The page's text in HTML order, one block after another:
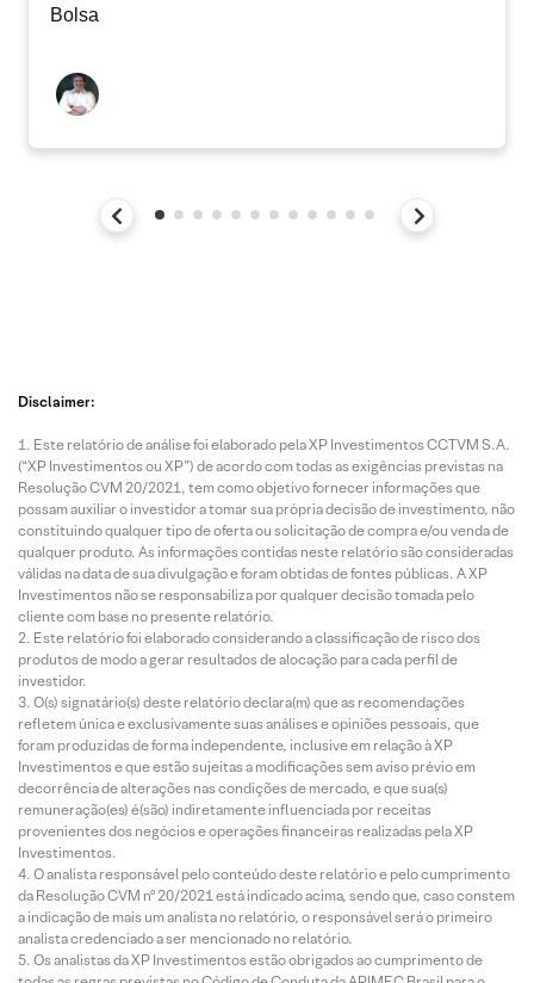
Bolsa
Disclaimer:
Este relatório de análise foi elaborado pela XP Investimentos CCTVM S.A.
(“XP Investimentos ou XP”) de acordo com todas as exigências previstas na
Resolução CVM 20/2021, tem como objetivo fornecer informações que
possam auxiliar o investidor a tomar sua própria decisão de investimento, não
constituindo qualquer tipo de oferta ou solicitação de compra e/ou venda de
qualquer produto. As informações contidas neste relatório são consideradas
válidas na data de sua divulgação e foram obtidas de fontes públicas. A XP
Investimentos não se responsabiliza por qualquer decisão tomada pelo
cliente com base no presente relatório.
Este relatório foi elaborado considerando a classificação de risco dos
produtos de modo a gerar resultados de alocação para cada perfil de
investidor.
O(s) signatário(s) deste relatório declara(m) que as recomendações
refletem única e exclusivamente suas análises e opiniões pessoais, que
foram produzidas de forma independente, inclusive em relação à XP
Investimentos e que estão sujeitas a modificações sem aviso prévio em
decorrência de alterações nas condições de mercado, e que sua(s)
remuneração(es) é(são) indiretamente influenciada por receitas
provenientes dos negócios e operações financeiras realizadas pela XP
Investimentos.
O analista responsável pelo conteúdo deste relatório e pelo cumprimento
da Resolução CVM nº 20/2021 está indicado acima, sendo que, caso constem
a indicação de mais um analista no relatório, o responsável será o primeiro
analista credenciado a ser mencionado no relatório.
Os analistas da XP Investimentos estão obrigados ao cumprimento de